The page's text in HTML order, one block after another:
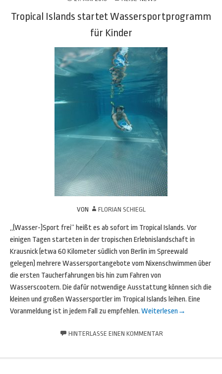
Tropical Islands startet Wassersportprogramm
für Kinder
VON FLORIAN SCHIEGL
„(Wasser-)Sport frei“ heißt es ab sofort im Tropical Islands. Vor
einigen Tagen starteten in der tropischen Erlebnislandschaft in
Krausnick (etwa 60 Kilometer südlich von Berlin im Spreewald
gelegen) mehrere Wassersportangebote vom Nixenschwimmen über
die ersten Taucherfahrungen bis hin zum Fahren von
Wasserscootern. Die dafür notwendige Ausstattung können sich die
kleinen und großen Wassersportler im Tropical Islands leihen. Eine
Voranmeldung ist in jedem Fall zu empfehlen. Weiterlesen →
HINTERLASSE EINEN KOMMENTAR